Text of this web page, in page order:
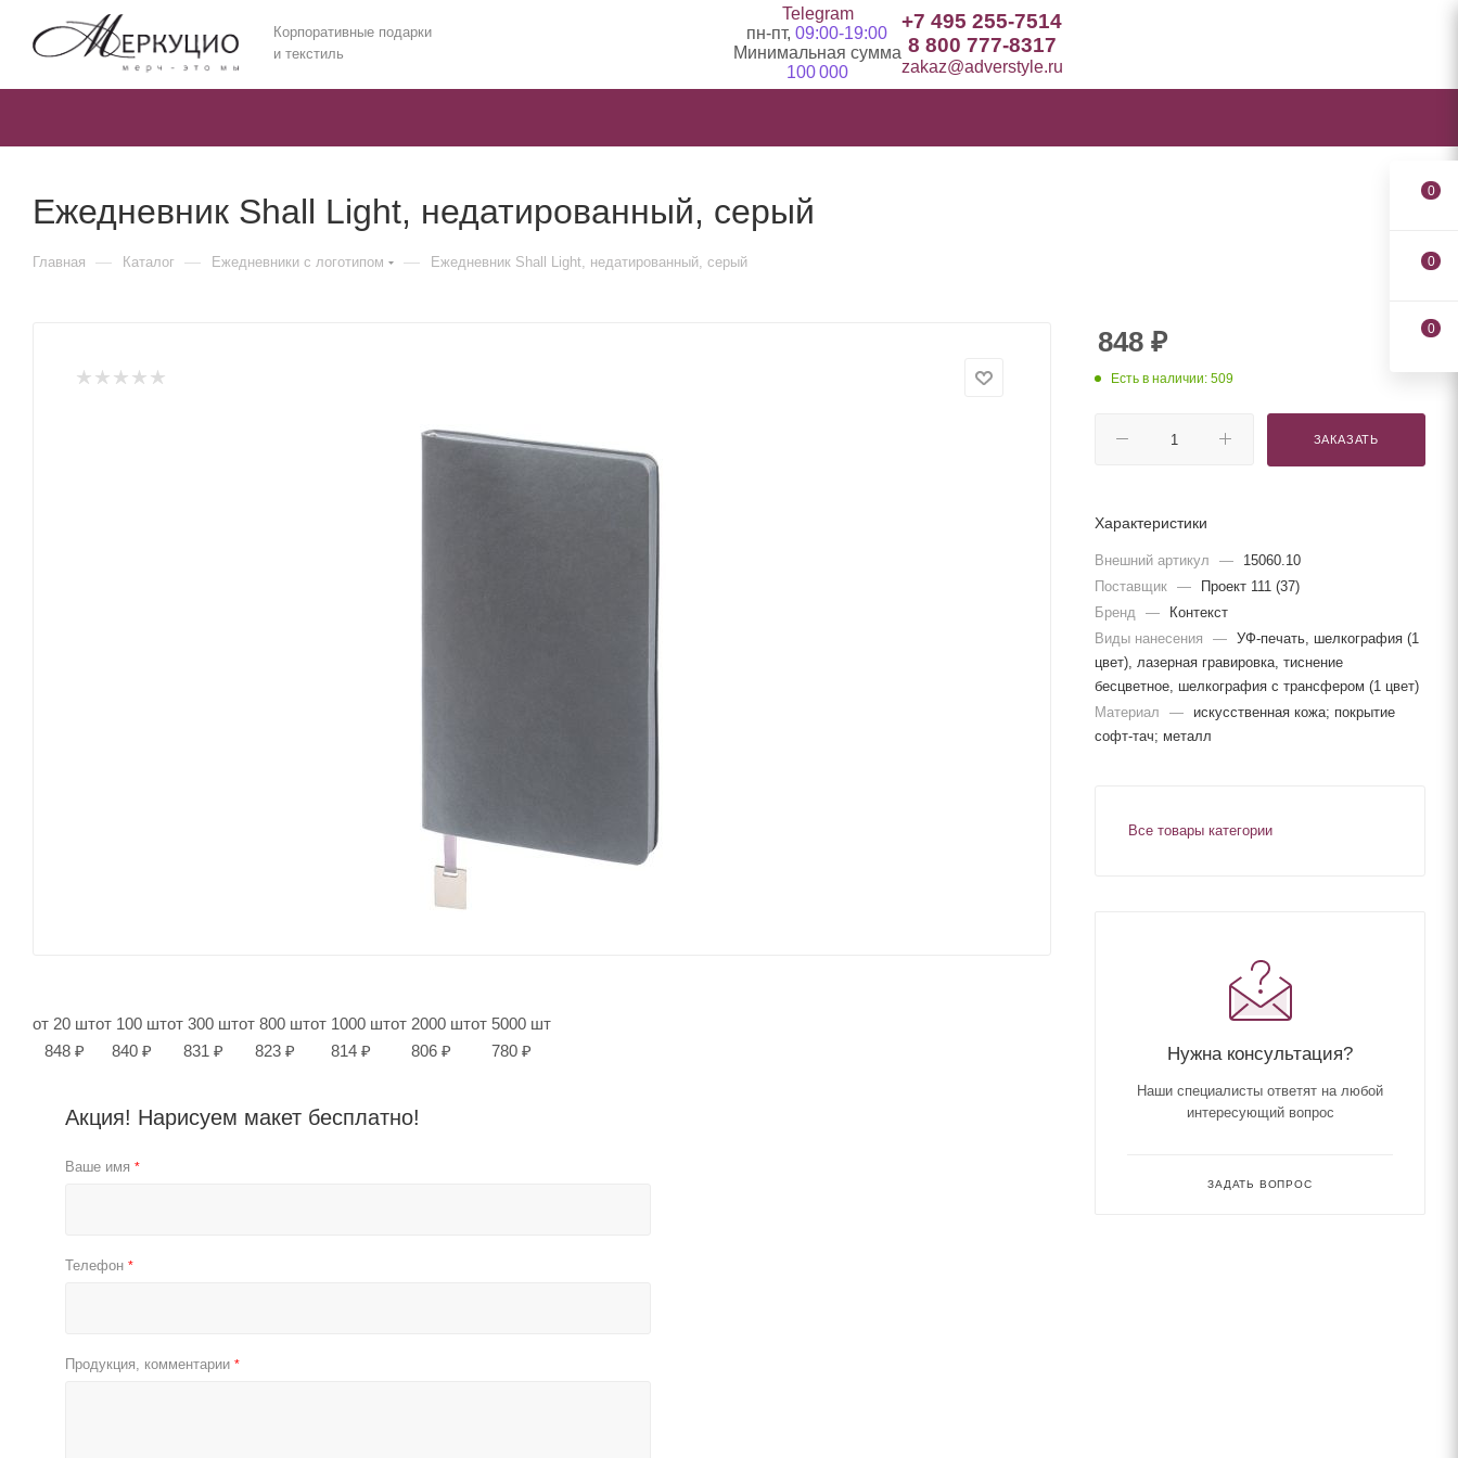
Корпоративные подарки
и текстиль
Telegram
пн-пт, 09:00-19:00
Минимальная сумма
100 000
+7 495 255-7514
8 800 777-8317
zakaz@adverstyle.ru
Ежедневник Shall Light, недатированный, серый
Главная — Каталог — Ежедневники c логотипом — Ежедневник Shall Light, недатированный, серый
от 20 шт
848 ₽
от 100 шт
840 ₽
от 300 шт
831 ₽
от 800 шт
823 ₽
от 1000 шт
814 ₽
от 2000 шт
806 ₽
от 5000 шт
780 ₽
Акция! Нарисуем макет бесплатно!
Ваше имя *
Телефон *
Продукция, комментарии *
848 ₽
Есть в наличии: 509
ЗАКАЗАТЬ
Характеристики
Внешний артикул —
15060.10
Поставщик —
Проект 111 (37)
Бренд
—
Контекст
Виды нанесения
— УФ-печать, шелкография (1
цвет), лазерная гравировка, тиснение
бесцветное, шелкография с трансфером (1 цвет)
Материал
—
искусственная кожа; покрытие
софт-тач; металл
Все товары категории
Нужна консультация?
Наши специалисты ответят на любой
интересующий вопрос
ЗАДАТЬ ВОПРОС
0
0
0